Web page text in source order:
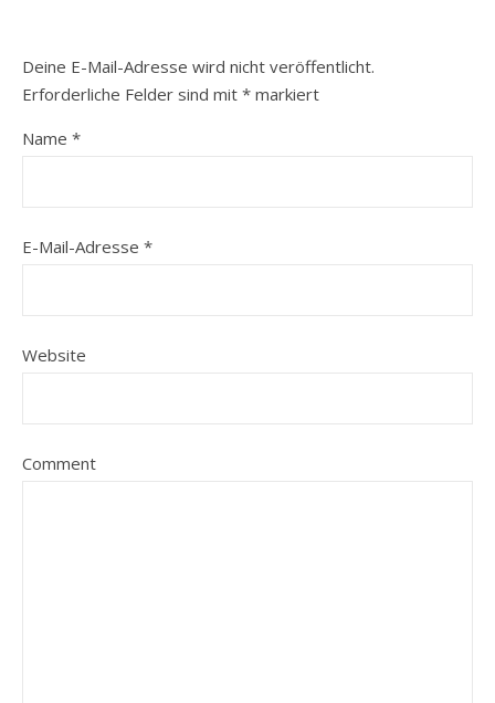
Deine E-Mail-Adresse wird nicht veröffentlicht.
Erforderliche Felder sind mit * markiert
Name *
E-Mail-Adresse *
Website
Comment